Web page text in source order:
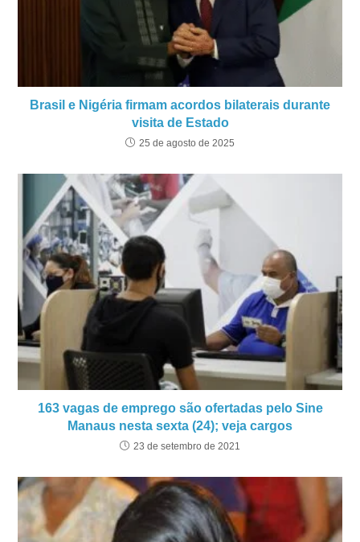
Brasil e Nigéria firmam acordos bilaterais durante
visita de Estado
25 de agosto de 2025
163 vagas de emprego são ofertadas pelo Sine
Manaus nesta sexta (24); veja cargos
23 de setembro de 2021